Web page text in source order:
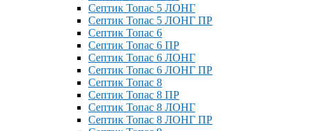
Септик Топас 5 ЛОНГ
Септик Топас 5 ЛОНГ ПР
Септик Топас 6
Септик Топас 6 ПР
Септик Топас 6 ЛОНГ
Септик Топас 6 ЛОНГ ПР
Септик Топас 8
Септик Топас 8 ПР
Септик Топас 8 ЛОНГ
Септик Топас 8 ЛОНГ ПР